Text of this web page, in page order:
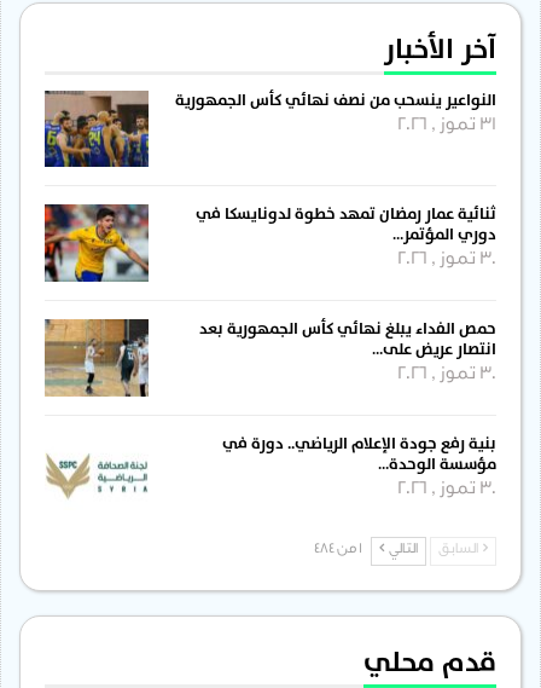
آخر الأخبار
النواعير ينسحب من نصف نهائي كأس الجمهورية
31 تموز , 2026
ثنائية عمار رمضان تمهد خطوة لدونايسكا في
دوري المؤتمر…
30 تموز , 2026
حمص الفداء يبلغ نهائي كأس الجمهورية بعد
انتصار عريض على…
30 تموز , 2026
بنية رفع جودة الإعلام الرياضي.. دورة في
مؤسسة الوحدة…
30 تموز , 2026
السابق التالي
قدم محلي